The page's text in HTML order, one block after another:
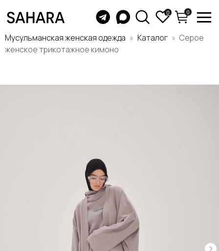
Мусульманская женская одежда Каталог
Серое
женское трикотажное кимоно